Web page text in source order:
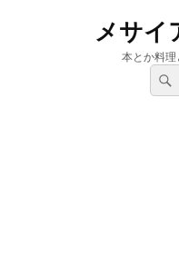
メサイ
本とか料
検
索: